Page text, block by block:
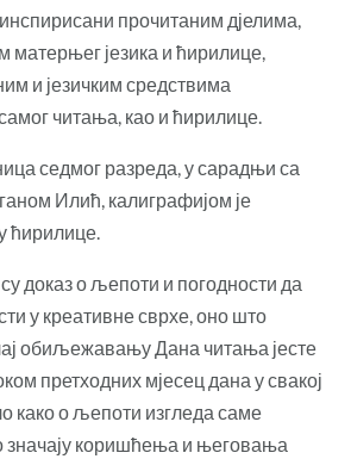
прочитаним дјелима,
матерњег језика и ћирилице,
и језичким средствима
читања, као и ћирилице.
седмог разреда, у сарадњи са
Илић, калиграфијом је
ћирилице.
доказ о љепоти и погодности да
у креативне сврхе, оно што
обиљежавању Дана читања јесте
претходних мјесец дана у свакој
како о љепоти изгледа саме
значају коришћења и његовања